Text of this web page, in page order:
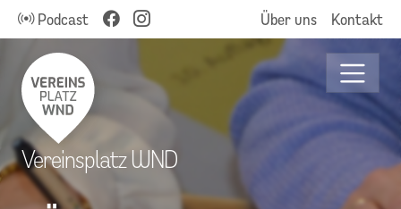
Podcast Über uns Kontakt
Vereinsplatz WND